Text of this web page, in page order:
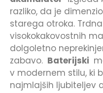
razliko, da je
starega otroka.
visokokakovostnih
dolgoletno
zabavo. Baterijski
v modernem stilu, ki
najmlajših ljubiteljev